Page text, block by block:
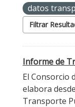
datos
Filtrar
Informe de
El Consorcio
elabora
Transporte